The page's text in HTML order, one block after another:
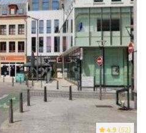
4.9 (52)